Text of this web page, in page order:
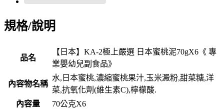
規格/說明
品名
【日本】KA-2極上嚴選 日本蜜桃泥70gX6《 專
業嬰幼兒副食品》
內容物名稱
水,日本蜜桃,濃縮蜜桃果汁,玉米澱粉,甜菜糖,洋
菜,抗氧化劑(維生素C),檸檬酸.
內容量
70公克X6